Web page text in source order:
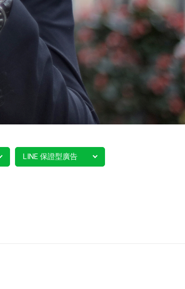
LINE 保證型廣告